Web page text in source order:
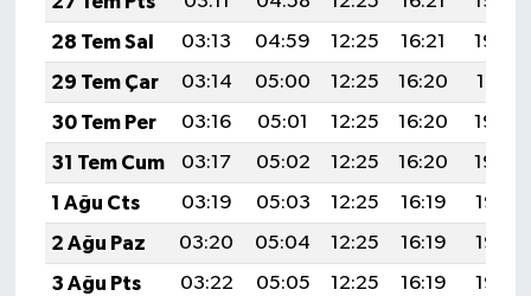
28 Tem Sal
03:13 04:59 12:25 16:21
19:42
29 Tem Çar
03:14 05:00 12:25 16:20
19:41
30 Tem Per
03:16 05:01 12:25 16:20
19:40
31 Tem Cum
03:17 05:02 12:25 16:20
19:39
1 Ağu Cts
03:19 05:03 12:25 16:19
19:38
2 Ağu Paz
03:20 05:04 12:25 16:19
19:36
3 Ağu Pts
03:22 05:05 12:25 16:19
19:35